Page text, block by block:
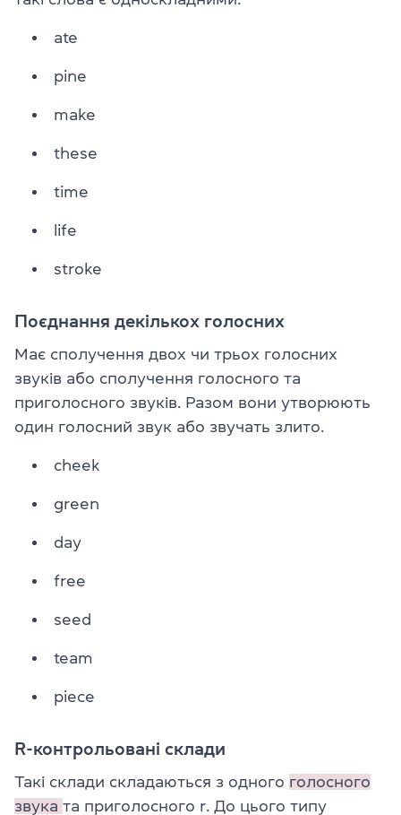
ate
pine
make
these
time
life
stroke
Поєднання декількох голосних
Має сполучення двох чи трьох голосних
звуків або сполучення голосного та
приголосного звуків. Разом вони утворюють
один голосний звук або звучать злито.
cheek
green
day
free
seed
team
piece
R-контрольовані склади
Такі склади складаються з одного голосного
звука та приголосного r. До цього типу